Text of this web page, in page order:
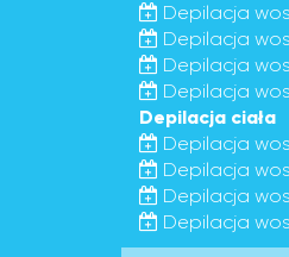
Depilacja
Depilacja
Depilacja
Depilacja
Depilacja ciała
Depilacja
Depilacja
Depilacja
Depilacja